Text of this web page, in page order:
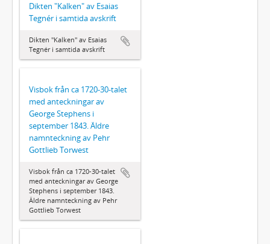
Dikten "Kalken" av Esaias
Tegnér i samtida avskrift
Dikten "Kalken" av Esaias
Tegnér i samtida avskrift
Visbok från ca 1720-30-talet
med anteckningar av
George Stephens i
september 1843. Äldre
namnteckning av Pehr
Gottlieb Torwest
Visbok från ca 1720-30-talet
med anteckningar av George
Stephens i september 1843.
Äldre namnteckning av Pehr
Gottlieb Torwest